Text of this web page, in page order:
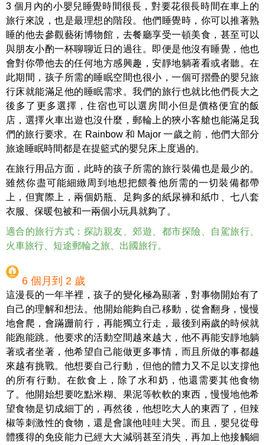
3 個月內的小嬰兒睡覺時間很長，對要花很長時間在車上的
旅行來說，也是最理想的階段。他們睡覺時，你可以推著熟
睡的他去參觀藝術博物館，去餐廳享受一頓美食，甚至可以
與朋友小酌一杯聊聊近日的過往。即便是他沒有睡覺，他也
會對你帶他去的任何地方感興趣，安靜地躺著看或者聽。在
此期間，孩子所需的睡眠空間也很小，一個可摺疊的嬰兒旅
行床就能滿足他的睡眠需求。我們的旅行也就比他們長大之
後多了更多選擇，住宿也可以選房間小但是價格便宜的飯
店，選擇火車出遊也沒什麼，郵輪上的狹小客艙也能滿足我
們的旅行要求。在 Rainbow 和 Major 一歲之前，他們大部分
旅途睡眠時間都是在提籃式的嬰兒床上度過的。
在旅行用品方面，此時的孩子所需的旅行裝備也是最少的。
雖然你盡可能細緻周到地想把餵養他所需的一切裝備都帶
上，但實際上，兩個奶瓶、足夠多的紙尿褲和紙巾、七八套
衣服、保暖包被和一兩個小玩具就夠了。
適合的旅行方式：探訪親友、郊遊、都市探險、自駕旅行、
火車旅行、短途郵輪之旅、出國旅行。
6 個月到 2 歲
這漫長的一年半裡，孩子的變化極為顯著，對事物開始有了
自己的理解和想法。他開始能夠自己移動，從會翻身，慢慢
地會爬，會蹣跚前行，再能獨立行走，最後到兩歲的時候就
能跑能跳。他要求的活動空間越來越大，他不再能安靜地躺
著或者坐著，他希望自己能做更多事情，而且所做的事都越
來越有挑戰。他想要自己行動，但他的體力又不足以支撐他
的所有行動。在飲食上，除了水和奶，他還需要其他食物
了。他開始想要吃點米糊、果泥等軟軟的東西，慢慢地他希
望食物是切成細丁的，再然後，他想吃大人的東西了，但辣
椒等刺激性的食物，還是會讓他哇哇大哭。而且，嬰兒從母
體獲得的免疫能力已經大大減弱甚至消失，再加上他接觸細